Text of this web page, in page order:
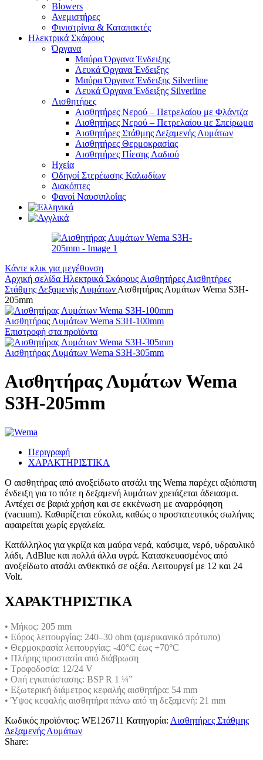
Blowers
Ανεμιστήρες
Φινιστρίνια & Καταπακτές
Ηλεκτρικά Σκάφους
Όργανα
Μαύρα Όργανα Ένδειξης
Λευκά Όργανα Ένδειξης
Μαύρα Όργανα Ένδειξης Silverline
Λευκά Όργανα Ένδειξης Silverline
Αισθητήρες
Αισθητήρες Νερού – Πετρελαίου με Φλάντζα
Αισθητήρες Νερού – Πετρελαίου με Σπείρωμα
Αισθητήρες Στάθμης Δεξαμενής Λυμάτων
Αισθητήρες Θερμοκρασίας
Αισθητήρες Πίεσης Λαδιού
Ηχεία
Οδηγοί Στερέωσης Καλωδίων
Διακόπτες
Φανοί Ναυσιπλοΐας
Κάντε κλικ για μεγέθυνση
Αρχική σελίδα Ηλεκτρικά Σκάφους Αισθητήρες Αισθητήρες
Στάθμης Δεξαμενής Λυμάτων Αισθητήρας Λυμάτων Wema S3H-
205mm
Αισθητήρας Λυμάτων Wema S3H-100mm
Επιστροφή στα προϊόντα
Αισθητήρας Λυμάτων Wema S3H-305mm
Αισθητήρας Λυμάτων Wema
S3H-205mm
Περιγραφή
ΧΑΡΑΚΤΗΡΙΣΤΙΚΑ
Ο αισθητήρας από ανοξείδωτο ατσάλι της Wema παρέχει αξιόπιστη
ένδειξη για το πότε η δεξαμενή λυμάτων χρειάζεται άδειασμα.
Αντέχει σε βαριά χρήση και σε εκκένωση με αναρρόφηση
(vacuum). Καθαρίζεται εύκολα, καθώς ο προστατευτικός σωλήνας
αφαιρείται χωρίς εργαλεία.
Κατάλληλος για γκρίζα και μαύρα νερά, καύσιμα, νερό, υδραυλικό
λάδι, AdBlue και πολλά άλλα υγρά. Κατασκευασμένος από
ανοξείδωτο ατσάλι ανθεκτικό σε οξέα. Λειτουργεί με 12 και 24
Volt.
ΧΑΡΑΚΤΗΡΙΣΤΙΚΑ
• Μήκος: 205 mm
• Εύρος λειτουργίας: 240–30 ohm (αμερικανικό πρότυπο)
• Θερμοκρασία λειτουργίας: -40°C έως +70°C
• Πλήρης προστασία από διάβρωση
• Τροφοδοσία: 12/24 V
• Οπή εγκατάστασης: BSP R 1 ¼”
• Εξωτερική διάμετρος κεφαλής αισθητήρα: 54 mm
• Ύψος κεφαλής αισθητήρα πάνω από τη δεξαμενή: 21 mm
Κωδικός προϊόντος: WE126711 Κατηγορία: Αισθητήρες Στάθμης
Δεξαμενής Λυμάτων
Share: